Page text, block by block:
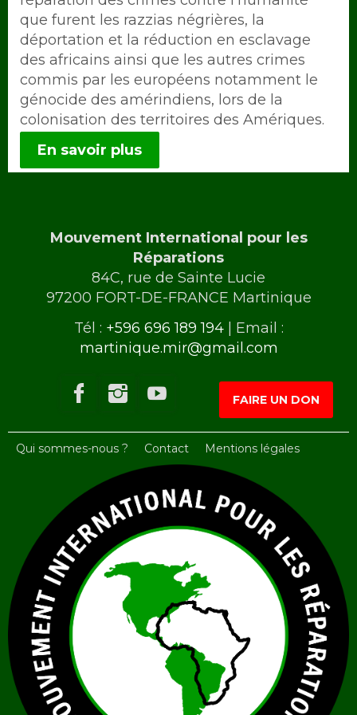
que furent les razzias négrières, la
déportation et la réduction en esclavage
des africains ainsi que les autres crimes
commis par les européens notamment le
génocide des amérindiens, lors de la
colonisation des territoires des Amériques.
En savoir plus
Mouvement International pour les
Réparations
84C, rue de Sainte Lucie
97200 FORT-DE-FRANCE Martinique
Tél : +596 696 189 194| Email :
martinique.mir@gmail.com
FAIRE UN DON
Qui sommes-nous ? Contact Mentions légales